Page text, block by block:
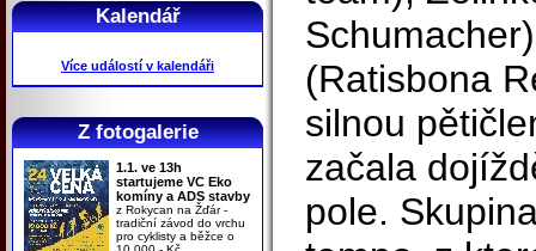
Kalendář
Více událostí v kalendáři
Z fotogalerie
1.1. ve 13h
startujeme VC Eko
komíny a ADS stavby
z Rokycan na Žďár -
tradiční závod do vrchu
pro cyklisty a běžce o
(Ratisbona
silnou
začala
pole.